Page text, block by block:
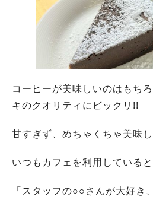
コーヒーが美味しいのはもち
キのクオリティにビックリ!!
甘すぎず、めちゃくちゃ美味し
いつもカフェを利用している
「スタッフの○○さんが大好き